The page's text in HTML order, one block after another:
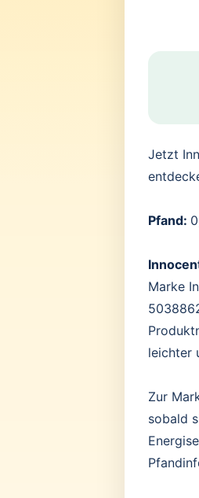
Jetzt
Pfand:
Marke
leichter
Zur
sobald